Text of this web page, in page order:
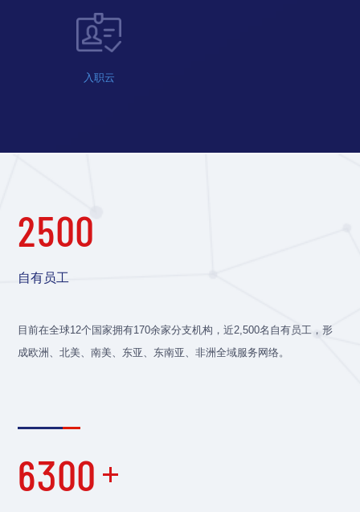
入职云
2500
自有员工
目前在全球12个国家拥有170余家分支机构，近2,500名自有员工，形
成欧洲、北美、南美、东亚、东南亚、非洲全域服务网络。
6300